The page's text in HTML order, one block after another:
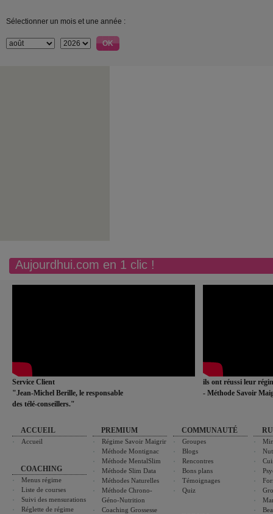
Sélectionner un mois et une année :
Aujourdhui.com en 1 clic !
Service Client
"Jean-Michel Berille, le responsable
des télé-conseillers."
ils ont réussi leur
- Méthode Savoir
ACCUEIL
Accueil
COACHING
Menus régime
Liste de courses
Suivi des mensurations
Réglette de régime
PREMIUM
Régime Savoir Maigrir
Méthode Montignac
Méthode MentalSlim
Méthode Slim Data
Méthodes Naturelles
Méthode Chrono-
Géno-Nutrition
Coaching Grossesse
COMMUNAUTÉ
Groupes
Blogs
Rencontres
Bons plans
Témoignages
Quiz